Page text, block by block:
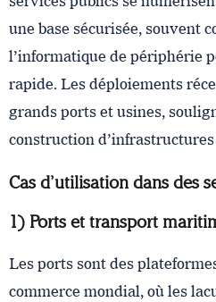
une base sécurisée, souvent
l’informatique de périphérie
rapide. Les déploiements
grands ports et usines,
construction
Cas d’utilisation dans des
1) Ports et transport
Les ports sont des
commerce mondial, où les